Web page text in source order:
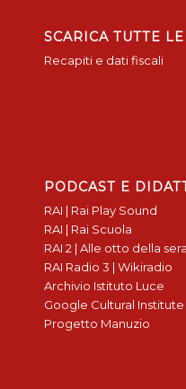
SCARICA TUTTE
Recapiti e dati fiscali
PODCAST E
RAI | Rai Play Sound
RAI | Rai Scuola
RAI 2 | Alle otto della sera
RAI Radio 3 | Wikiradio
Archivio Istituto Luce
Google Cultural Institute
Progetto Manuzio